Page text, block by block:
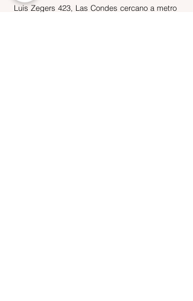
Luis Zegers 423, Las Condes cercano a metro